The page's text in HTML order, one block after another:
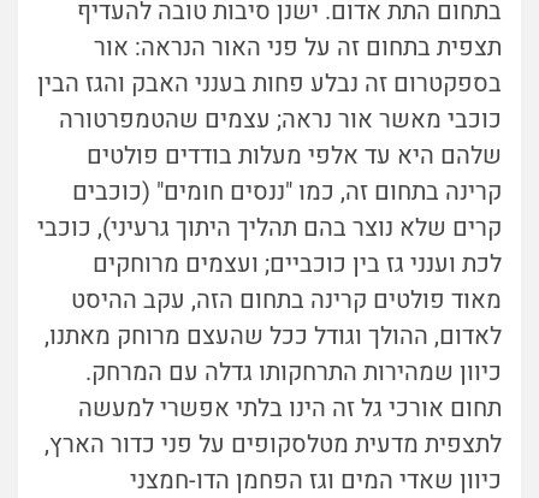
בתחום התת אדום. ישנן סיבות טובה להעדיף
תצפית בתחום זה על פני האור הנראה: אור
בספקטרום זה נבלע פחות בענני האבק והגז הבין
כוכבי מאשר אור נראה; עצמים שהטמפרטורה
שלהם היא עד אלפי מעלות בודדים פולטים
קרינה בתחום זה, כמו "ננסים חומים" (כוכבים
קרים שלא נוצר בהם תהליך היתוך גרעיני), כוכבי
לכת וענני גז בין כוכביים; ועצמים מרוחקים
מאוד פולטים קרינה בתחום הזה, עקב ההיסט
לאדום, ההולך וגודל ככל שהעצם מרוחק מאתנו,
כיוון שמהירות התרחקותו גדלה עם המרחק.
תחום אורכי גל זה הינו בלתי אפשרי למעשה
לתצפית מדעית מטלסקופים על פני כדור הארץ,
כיוון שאדי המים וגז הפחמן הדו-חמצני